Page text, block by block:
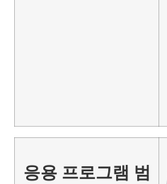
응용 프로그램 범